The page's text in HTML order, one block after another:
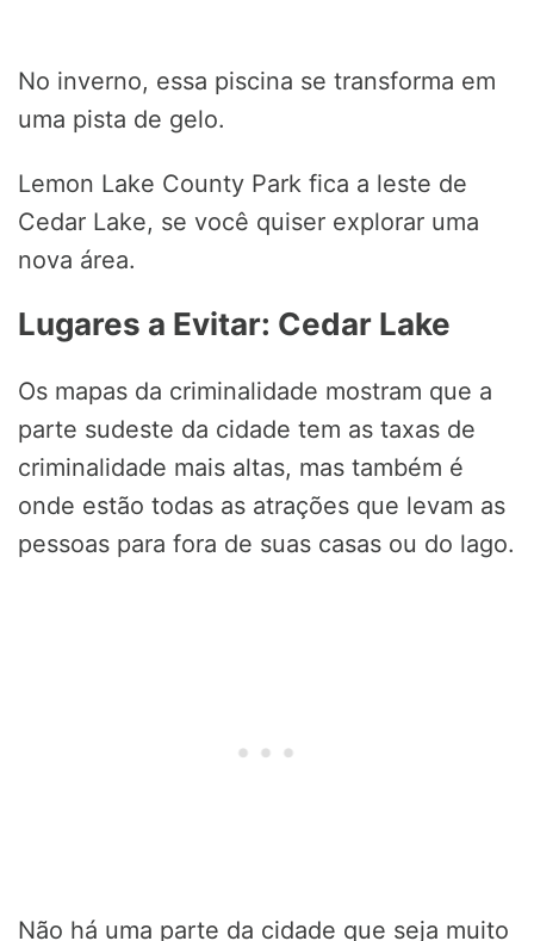
No inverno, essa piscina se transforma em
uma pista de gelo.
Lemon Lake County Park fica a leste de
Cedar Lake, se você quiser explorar uma
nova área.
Lugares a Evitar: Cedar Lake
Os mapas da criminalidade mostram que a
parte sudeste da cidade tem as taxas de
criminalidade mais altas, mas também é
onde estão todas as atrações que levam as
pessoas para fora de suas casas ou do lago.
Não há uma parte da cidade que seja muito